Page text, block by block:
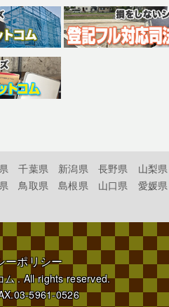
千葉県 新潟県 長野県 山梨県
鳥取県 島根県 山口県 愛媛県
ーポリシー
ム. All rights reserved.
5961-0526